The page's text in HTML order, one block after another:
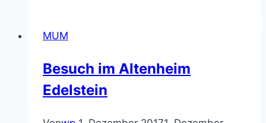
Unterricht
in
KRS
MUM
Besuch im Altenheim
Edelstein